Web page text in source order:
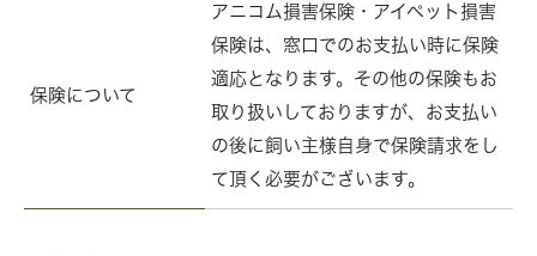
保険について
アニコム損害保険・アイペット損害
保険は、窓口でのお支払い時に保険
適応となります。その他の保険もお
取り扱いしておりますが、お支払い
の後に飼い主様自身で保険請求をし
て頂く必要がございます。